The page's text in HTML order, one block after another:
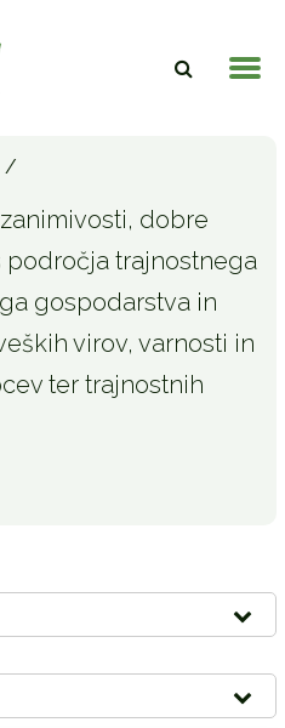
/
dobre
trajnostnega
gospodarstva in
virov, varnosti in
ter trajnostnih